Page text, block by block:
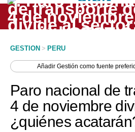
Peru Quiosco
Economía
Mercados
GESTION > PERU
AñadirGestión como fuente
Paro nacional de
4 de noviembre
¿quiénes